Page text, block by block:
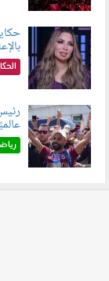
060801.jpeg
060803.jpg